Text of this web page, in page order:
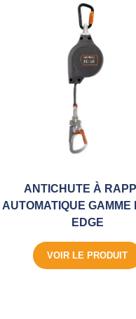
ANTICHUTE À
AUTOMATIQUE GAMME
EDGE
VOIR LE PRODUIT